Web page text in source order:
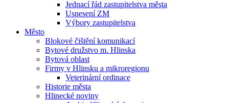
Jednací řád zastupitelstva města
Usnesení ZM
Výbory zastupitelstva
Město
Blokové čištění komunikací
Bytové družstvo m. Hlinska
Bytová oblast
Firmy v Hlinsku a mikroregionu
Veterinární ordinace
Historie města
Hlinecké noviny